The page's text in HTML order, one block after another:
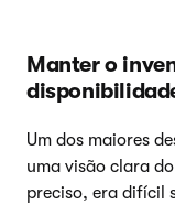
Manter o
Um dos maiores
uma visão clara
preciso, era difícil